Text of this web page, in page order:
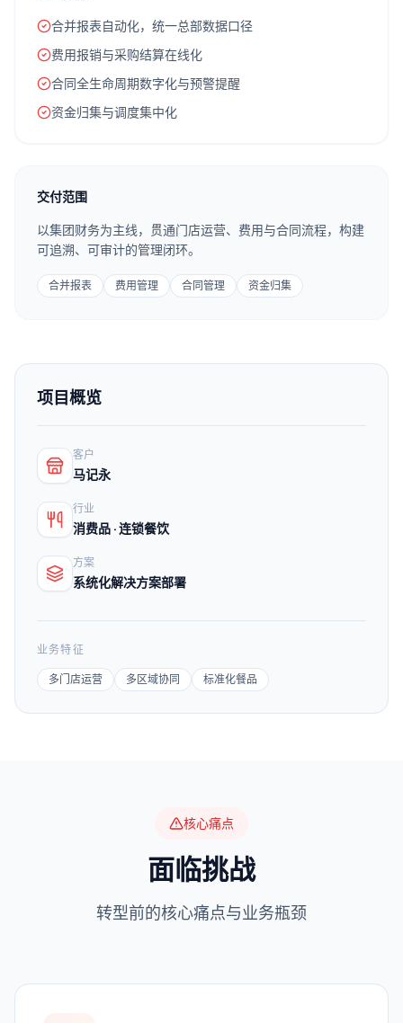
项目概览
客户
马记永
行业
消费品 · 连锁餐饮
方案
系统化解决方案部署
业务特征
多门店运营 多区域协同 标准化餐品
合并报表自动化，统一总部数据口径
费用报销与采购结算在线化
合同全生命周期数字化与预警提醒
资金归集与调度集中化
交付范围
以集团财务为主线，贯通门店运营、费用与合同流程，构建
可追溯、可审计的管理闭环。
合并报表 费用管理 合同管理 资金归集
核心痛点
面临挑战
转型前的核心痛点与业务瓶颈